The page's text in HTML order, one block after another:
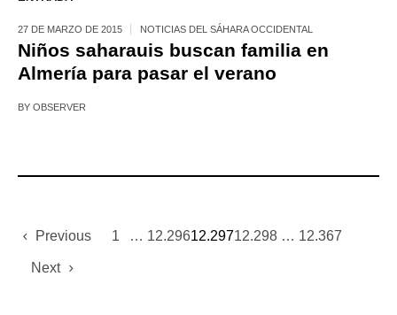
27 DE MARZO DE 2015 NOTICIAS DEL SÁHARA OCCIDENTAL
Niños saharauis buscan familia en
Almería para pasar el verano
BY OBSERVER
Previous 1 … 12.29612.29712.298 … 12.367
Next